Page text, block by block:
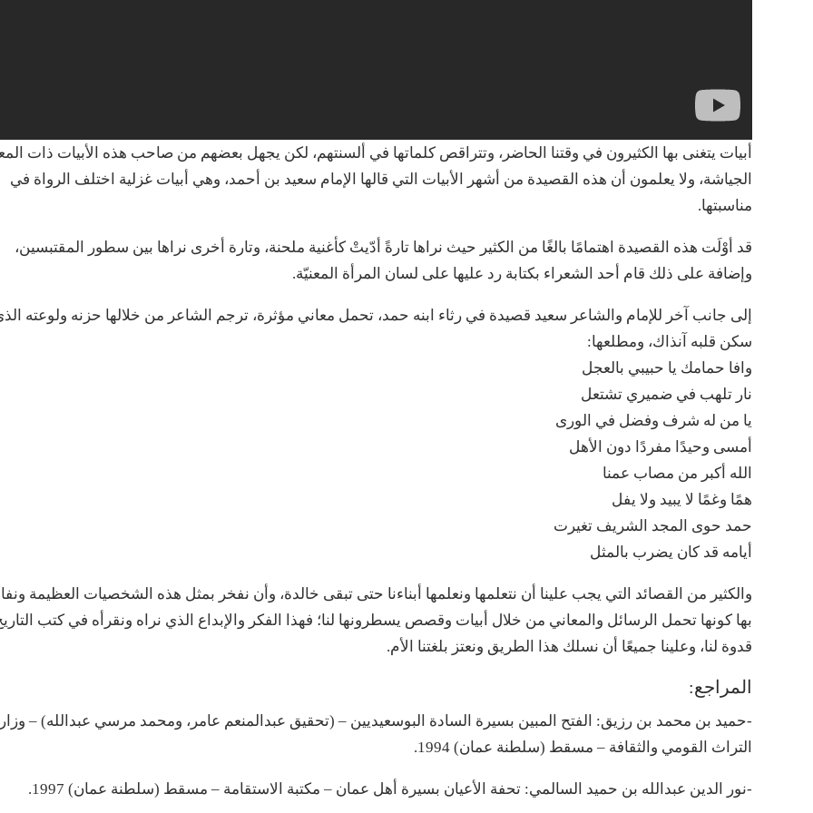
أبيات يتغنى بها الكثيرون في وقتنا الحاضر، وتتراقص كلماتها في ألسنتهم، لكن يجهل بعضهم من صاحب هذه الأبيات ذات
الجياشة، ولا يعلمون أن هذه القصيدة من أشهر الأبيات التي قالها الإمام سعيد بن أحمد، وهي أبيات غزلية اختلف الرواة في
مناسبتها.
قد أوْلَت هذه القصيدة اهتمامًا بالغًا من الكثير حيث نراها تارةً أدّيتْ كأغنية ملحنة، وتارة أخرى نراها بين سطور المقتبسين،
وإضافة على ذلك قام أحد الشعراء بكتابة رد عليها على لسان المرأة المعنيّة.
إلى جانب آخر للإمام والشاعر سعيد قصيدة في رثاء ابنه حمد، تحمل معاني مؤثرة، ترجم الشاعر من خلالها حزنه ولوعته
سكن قلبه آنذاك، ومطلعها:
وافا حمامك يا حبيبي بالعجل
نار تلهب في ضميري تشتعل
يا من له شرف وفضل في الورى
أمسى وحيدًا مفردًا دون الأهل
الله أكبر من مصاب عمنا
همًا وغمًا لا يبيد ولا يفل
حمد حوى المجد الشريف تغيرت
أيامه قد كان يضرب بالمثل
والكثير من القصائد التي يجب علينا أن نتعلمها ونعلمها أبناءنا حتى تبقى خالدة، وأن نفخر بمثل هذه الشخصيات العظيمة
بها كونها تحمل الرسائل والمعاني من خلال أبيات وقصص يسطرونها لنا؛ فهذا الفكر والإبداع الذي نراه ونقرأه في كتب
قدوة لنا، وعلينا جميعًا أن نسلك هذا الطريق ونعتز بلغتنا الأم.
المراجع:
-حميد بن محمد بن رزيق: الفتح المبين بسيرة السادة البوسعيديين – (تحقيق عبدالمنعم عامر، ومحمد مرسي عبدالله) –
التراث القومي والثقافة – مسقط (سلطنة عمان) 1994.
-نور الدين عبدالله بن حميد السالمي: تحفة الأعيان بسيرة أهل عمان – مكتبة الاستقامة – مسقط (سلطنة عمان) 1997.